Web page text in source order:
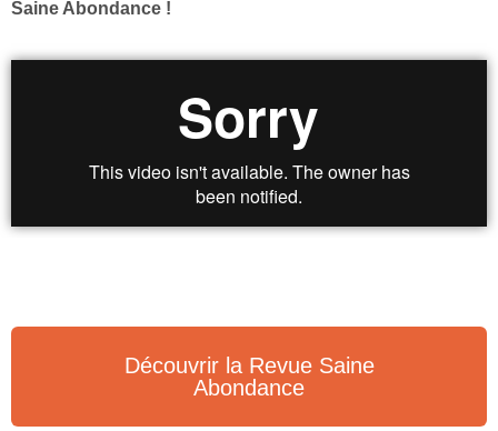
Saine Abondance !
Découvrir la Revue Saine
Abondance